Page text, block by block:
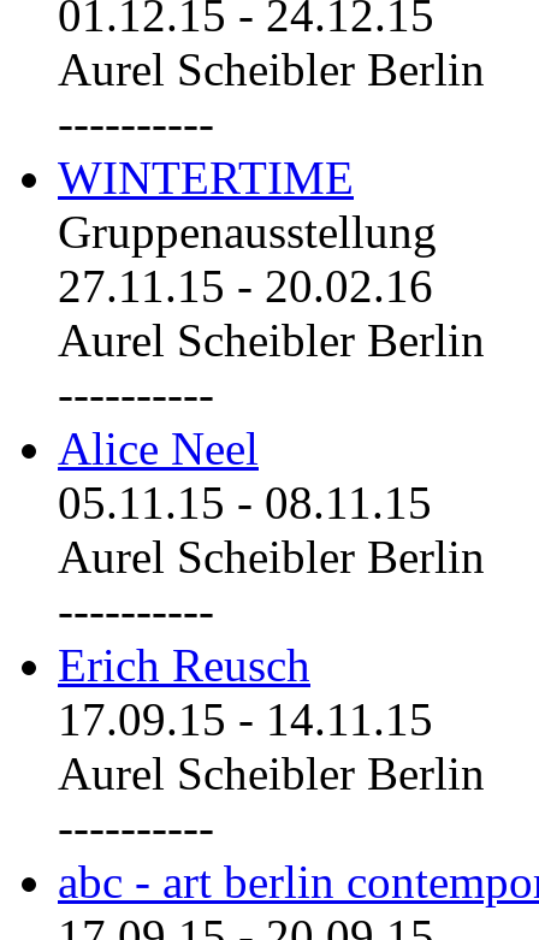
01.12.15 - 24.12.15
Aurel Scheibler Berlin
----------
WINTERTIME
Gruppenausstellung
27.11.15 - 20.02.16
Aurel Scheibler Berlin
----------
Alice Neel
05.11.15 - 08.11.15
Aurel Scheibler Berlin
----------
Erich Reusch
17.09.15 - 14.11.15
Aurel Scheibler Berlin
----------
abc - art berlin